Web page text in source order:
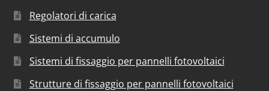
Regolatori di carica
Sistemi di accumulo
Sistemi di fissaggio per pannelli fotovoltaici
Strutture di fissaggio per pannelli fotovoltaici